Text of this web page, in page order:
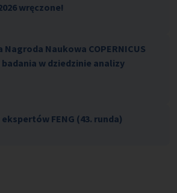
wręczone!
Naukowa COPERNICUS
badania w dziedzinie analizy
FENG (43. runda)